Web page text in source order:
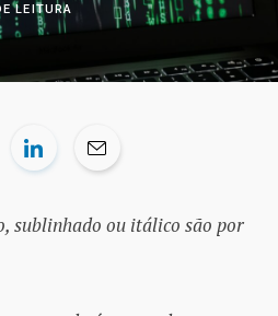
LEITURA
sublinhado ou itálico são por